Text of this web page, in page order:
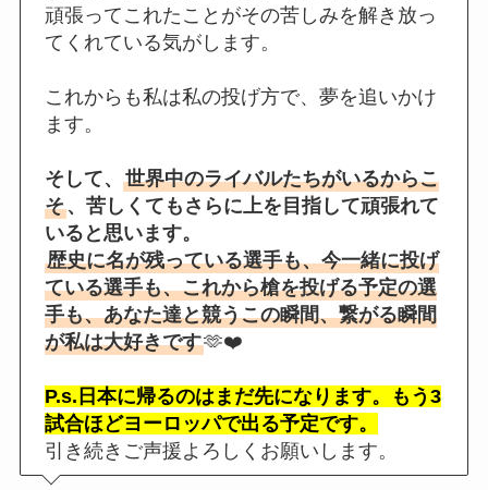
頑張ってこれたことがその苦しみを解き放っ
てくれている気がします。
これからも私は私の投げ方で、夢を追いかけ
ます。
そして、世界中のライバルたちがいるからこ
そ、苦しくてもさらに上を目指して頑張れて
いると思います。
歴史に名が残っている選手も、今一緒に投げ
ている選手も、これから槍を投げる予定の選
手も、あなた達と競うこの瞬間、繋がる瞬間
が私は大好きです🫶❤️
P.s.日本に帰るのはまだ先になります。もう3
試合ほどヨーロッパで出る予定です。
引き続きご声援よろしくお願いします。